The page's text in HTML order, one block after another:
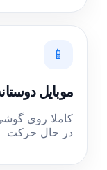
📱
موبایل
کاملا روی
در حال حرکت